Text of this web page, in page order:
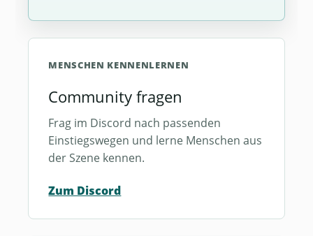
MENSCHEN KENNENLERNEN
Community fragen
Frag im Discord nach passenden
Einstiegswegen und lerne Menschen aus
der Szene kennen.
Zum Discord